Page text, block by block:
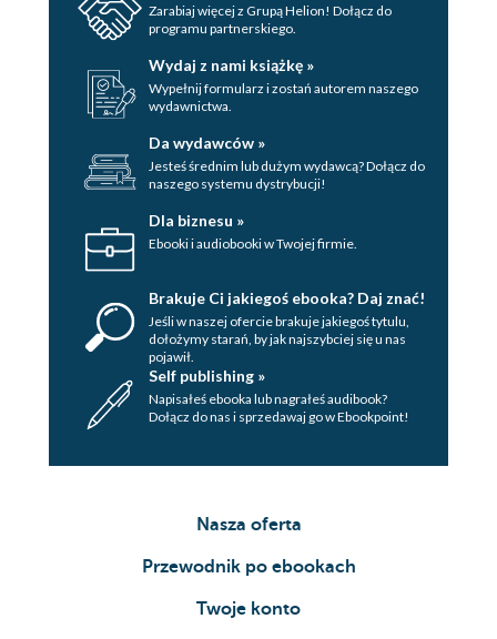
Zarabiaj więcej z Grupą Helion! Dołącz do
programu partnerskiego.
Wydaj z nami książkę »
Wypełnij formularz i zostań autorem naszego
wydawnictwa.
Da wydawców »
Jesteś średnim lub dużym wydawcą? Dołącz do
naszego systemu dystrybucji!
Dla biznesu »
Ebooki i audiobooki w Twojej firmie.
Brakuje Ci jakiegoś ebooka? Daj znać!
Jeśli w naszej ofercie brakuje jakiegoś tytulu,
dołożymy starań, by jak najszybciej się u nas
pojawił.
Self publishing »
Napisałeś ebooka lub nagrałeś audibook?
Dołącz do nas i sprzedawaj go w Ebookpoint!
Nasza oferta
Przewodnik po ebookach
Twoje konto